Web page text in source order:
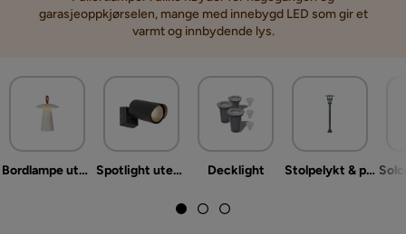
garasjeoppkjørselen, mange med innebygd LED som gir et
varmt og innbydende lys.
Bordlampe utendørs Spotlight utendørs Decklight Stolpelykt & portlykt